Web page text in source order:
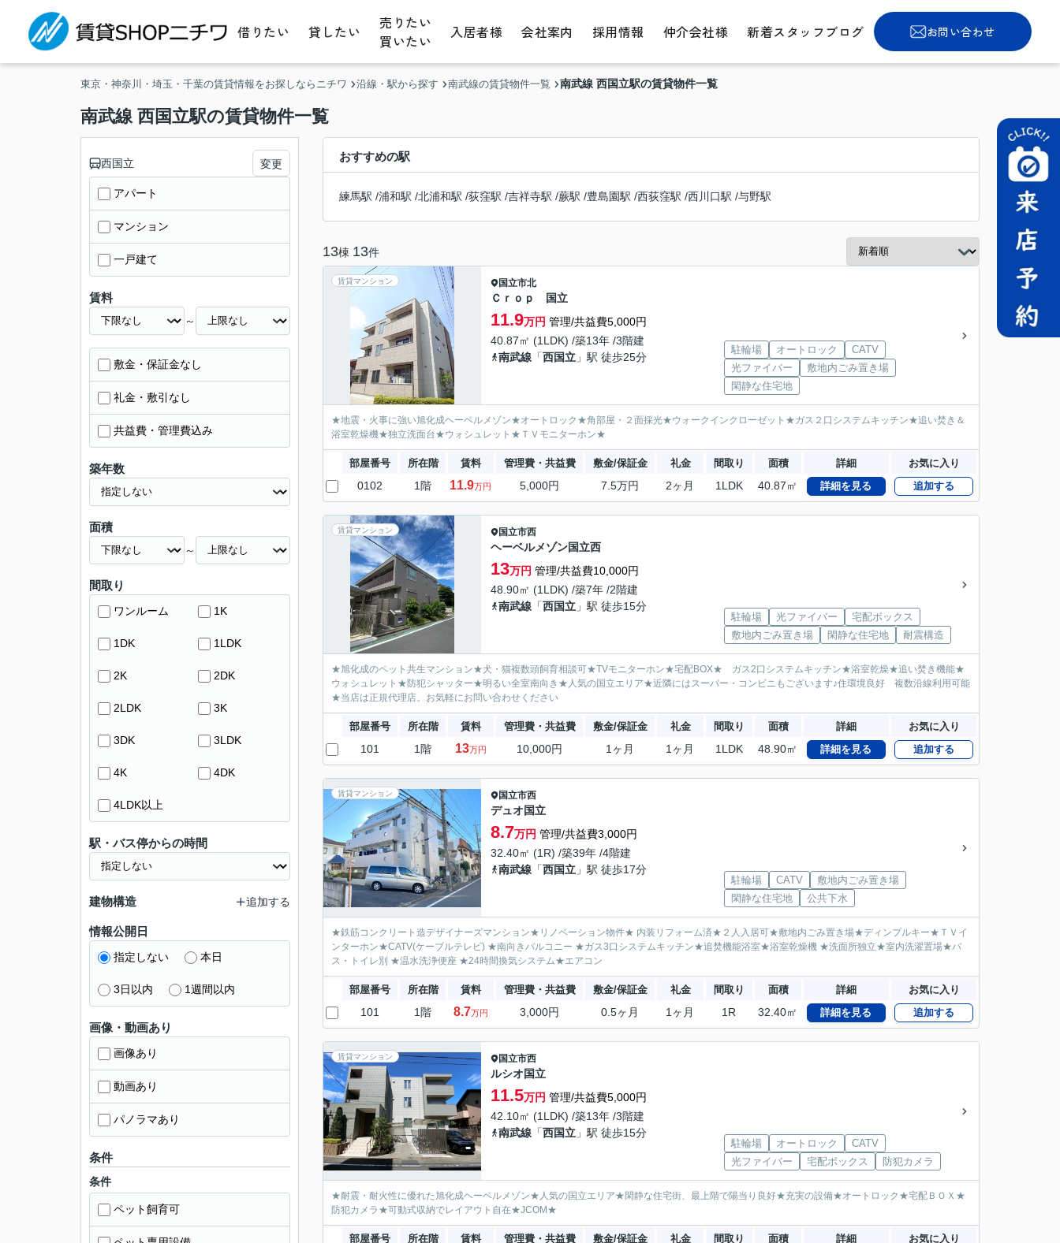
借りたい 貸したい
売りたい
買いたい
入居者様 会社案内 採用情報 仲介会社様 新着スタッフブログ お問い合わせ
東京・神奈川・埼玉・千葉の賃貸情報をお探しならニチワ 沿線・駅から探す 南武線の賃貸物件一覧 南武線 西国立駅の賃貸物件一覧
南武線 西国立駅の賃貸物件一覧
おすすめの駅
練馬駅 /浦和駅 /北浦和駅 /荻窪駅 /吉祥寺駅 /蕨駅 /豊島園駅 /西荻窪駅 /西川口駅 /与野駅
13棟 13件
賃貸マンション 国立市北
Ｃｒｏｐ 国立
11.9万円 管理/共益費5,000円
40.87㎡ (1LDK) /築13年 /3階建
南武線 「西国立 」駅 徒歩25分
駐輪場 オートロック
CATV
光ファイバー
敷地内ごみ置き場
閑静な住宅地
★地震・火事に強い旭化成ヘーベルメゾン★オートロック★角部屋・２面採光★ウォークインクローゼット★ガス２口システムキッチン★追い焚き＆
浴室乾燥機★独立洗面台★ウォシュレット★ＴＶモニターホン★
部屋番号 所在階 賃料 管理費・共益費 敷金/保証金 礼金 間取り 面積 詳細 お気に入り
0102 1階 11.9万円 5,000円 7.5万円 2ヶ月 1LDK 40.87㎡ 詳細を見る 追加する
賃貸マンション 国立市西
ヘーベルメゾン国立西
13万円 管理/共益費10,000円
48.90㎡ (1LDK) /築7年 /2階建
南武線 「西国立 」駅 徒歩15分
駐輪場 光ファイバー
宅配ボックス
敷地内ごみ置き場
閑静な住宅地 耐震構造
★旭化成のペット共生マンション★犬・猫複数頭飼育相談可★TVモニターホン★宅配BOX★ ガス2口システムキッチン★浴室乾燥★追い焚き機能★
ウォシュレット★防犯シャッター★明るい全室南向き★人気の国立エリア★近隣にはスーパー・コンビニもございます♪住環境良好 複数沿線利用可能
★当店は正規代理店。お気軽にお問い合わせください
部屋番号 所在階 賃料 管理費・共益費 敷金/保証金 礼金 間取り 面積 詳細 お気に入り
101 1階 13万円 10,000円 1ヶ月 1ヶ月 1LDK 48.90㎡ 詳細を見る 追加する
賃貸マンション 国立市西
デュオ国立
8.7万円 管理/共益費3,000円
32.40㎡ (1R) /築39年 /4階建
南武線 「西国立 」駅 徒歩17分
駐輪場 CATV
敷地内ごみ置き場
閑静な住宅地
公共下水
★鉄筋コンクリート造デザイナーズマンション★リノベーション物件★ 内装リフォーム済★２人入居可★敷地内ごみ置き場★ディンプルキー★ＴＶイ
ンターホン★CATV(ケーブルテレビ) ★南向きバルコニー ★ガス3口システムキッチン★追焚機能浴室★浴室乾燥機 ★洗面所独立★室内洗濯置場★バ
ス・トイレ別 ★温水洗浄便座 ★24時間換気システム★エアコン
部屋番号 所在階 賃料 管理費・共益費 敷金/保証金 礼金 間取り 面積 詳細 お気に入り
101 1階 8.7万円 3,000円 0.5ヶ月 1ヶ月 1R 32.40㎡ 詳細を見る 追加する
賃貸マンション 国立市西
ルシオ国立
11.5万円 管理/共益費5,000円
42.10㎡ (1LDK) /築13年 /3階建
南武線 「西国立 」駅 徒歩15分
駐輪場 オートロック
CATV
光ファイバー
宅配ボックス 防犯カメラ
★耐震・耐火性に優れた旭化成ヘーベルメゾン★人気の国立エリア★閑静な住宅街、最上階で陽当り良好★充実の設備★オートロック★宅配ＢＯＸ★
防犯カメラ★可動式収納でレイアウト自在★JCOM★
部屋番号 所在階 賃料 管理費・共益費 敷金/保証金 礼金 間取り 面積 詳細 お気に入り
西国立 変更
アパート
マンション
一戸建て
賃料
～
敷金・保証金なし
礼金・敷引なし
共益費・管理費込み
築年数
面積
～
間取り
ワンルーム 1K
1DK 1LDK
2K 2DK
2LDK 3K
3DK 3LDK
4K 4DK
4LDK以上
駅・バス停からの時間
建物構造 追加する
情報公開日
指定しない 本日
3日以内 1週間以内
画像・動画あり
画像あり
動画あり
パノラマあり
条件
条件
ペット飼育可